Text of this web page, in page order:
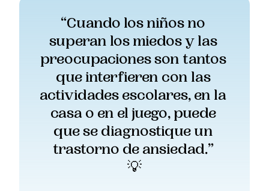
“Cuando los niños no
superan los miedos y las
preocupaciones son tantos
que interfieren con las
actividades escolares, en la
casa o en el juego, puede
que se diagnostique un
trastorno de ansiedad.”
💡